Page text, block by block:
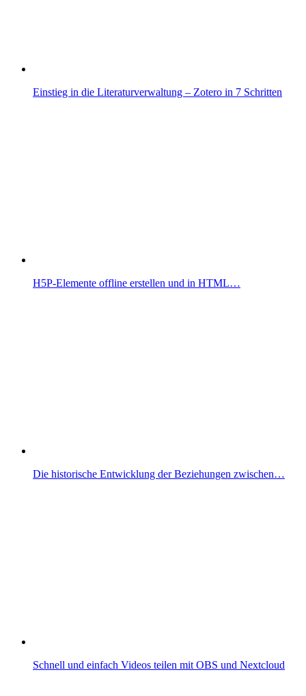
Einstieg in die Literaturverwaltung – Zotero in 7 Schritten
H5P-Elemente offline erstellen und in HTML…
Die historische Entwicklung der Beziehungen zwischen…
Schnell und einfach Videos teilen mit OBS und Nextcloud